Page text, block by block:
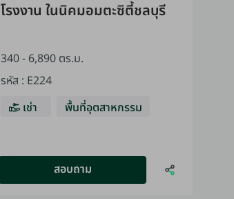
โรงงาน ในนิคมอมตะซิตี้ชลบุรี
340 - 6,890 ตร.ม.
รหัส : E224
เช่า
พื้นที่อุตสาหกรรม
สอบถาม